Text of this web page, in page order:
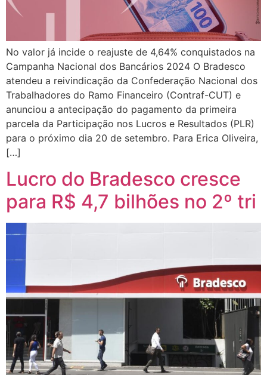
No valor já incide o reajuste de 4,64% conquistados na
Campanha Nacional dos Bancários 2024 O Bradesco
atendeu a reivindicação da Confederação Nacional dos
Trabalhadores do Ramo Financeiro (Contraf-CUT) e
anunciou a antecipação do pagamento da primeira
parcela da Participação nos Lucros e Resultados (PLR)
para o próximo dia 20 de setembro. Para Erica Oliveira,
[…]
Lucro do Bradesco cresce
para R$ 4,7 bilhões no 2º tri